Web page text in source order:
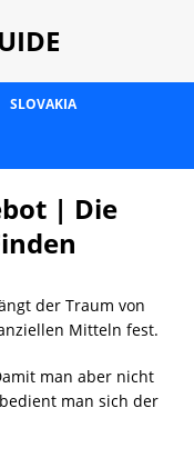
SLOVAKIA
| Die
der Traum von
Mitteln fest.
man aber nicht
man sich der